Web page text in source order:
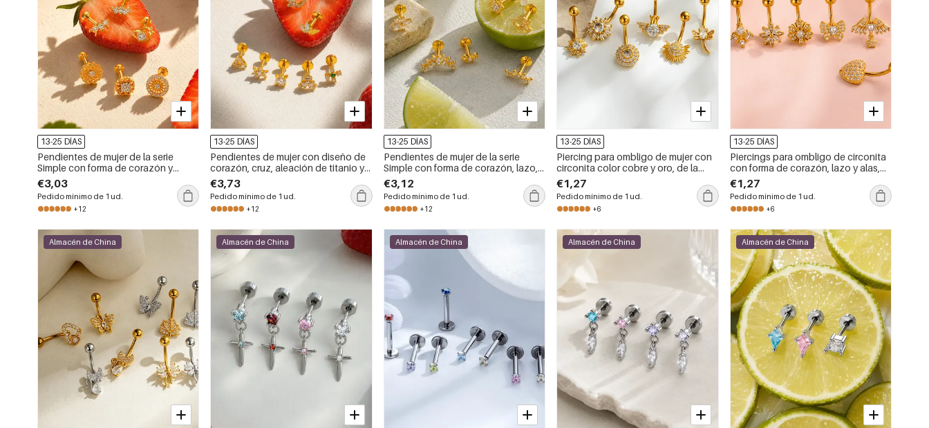
13-25 DÍAS
Pendientes de mujer de la serie
Simple con forma de corazón y
circonita, fabricados en aleación de
titanio color oro.
€3,03
Pedido mínimo de 1 ud.
+12
13-25 DÍAS
Pendientes de mujer con diseño de
corazón, cruz, aleación de titanio y
circonita color oro, de la serie
Simple.
€3,73
Pedido mínimo de 1 ud.
+12
13-25 DÍAS
Pendientes de mujer de la serie
Simple con forma de corazón, lazo,
mariposa, aleación de titanio y
circonita color oro.
€3,12
Pedido mínimo de 1 ud.
+12
13-25 DÍAS
Piercing para ombligo de mujer con
circonita color cobre y oro, de la
serie Simple Flower.
€1,27
Pedido mínimo de 1 ud.
+6
13-25 DÍAS
Piercings para ombligo de circonita
con forma de corazón, lazo y alas,
de la serie Simple, color cobre y oro.
€1,27
Pedido mínimo de 1 ud.
+6
Almacén de China Almacén de China Almacén de China Almacén de China Almacén de China